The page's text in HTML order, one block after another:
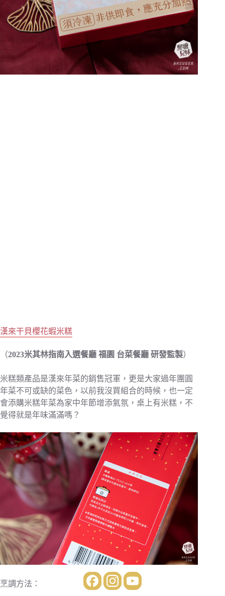
漢來干貝櫻花蝦米糕
（2023米其林指南入選餐廳 福園 台菜餐廳 研發監製）
米糕類產品是漢來年菜的銷售冠軍，更是大家過年團圓
年菜不可或缺的菜色，以前我沒買組合的時候，也一定
會添購米糕年菜為家中年節增添氣氛，桌上有米糕，不
覺得就是年味滿滿嗎？
烹調方法：